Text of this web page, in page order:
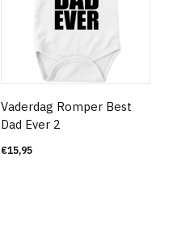
Vaderdag Romper Best
Dad Ever 2
€15,95